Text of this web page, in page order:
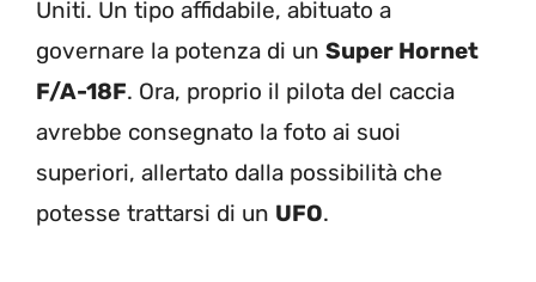
Uniti. Un tipo affidabile, abituato a
governare la potenza di un Super Hornet
F/A-18F. Ora, proprio il pilota del caccia
avrebbe consegnato la foto ai suoi
superiori, allertato dalla possibilità che
potesse trattarsi di un UFO.